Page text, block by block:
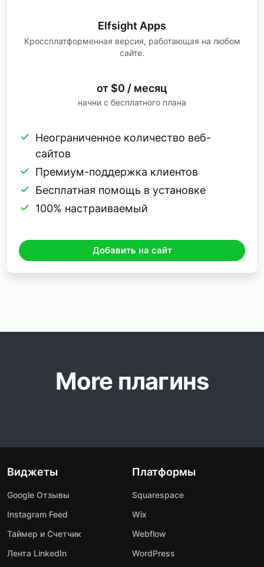
Elfsight Apps
Кроссплатформенная версия, работающая на любом
сайте.
от $0 / месяц
начни с бесплатного плана
Неограниченное количество веб-
сайтов
Премиум-поддержка клиентов
Бесплатная помощь в установке
100% настраиваемый
Добавить на сайт
More плагинs
Виджеты
Google Отзывы
Instagram Feed
Таймер и Счетчик
Лента LinkedIn
Платформы
Squarespace
Wix
Webflow
WordPress